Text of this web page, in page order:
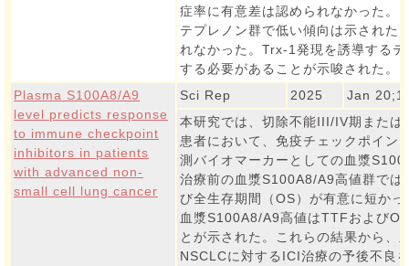
症率に有意差は認められなかった
テプレノン群で低い傾向は示された
れなかった。Trx-1発現を誘導する
する必要があることが示唆された。
Plasma S100A8/A9
level predicts response
to immune checkpoint
inhibitors in patients
with advanced non-
small cell lung cancer
Sci Rep 2025
Jan
本研究では、切除不能III/IV期また
患者において、免疫チェックポイン
測バイオマーカーとしての血漿
治療前の血漿S100A8/A9高値群で
び全生存期間（OS）が有意に短か
血漿S100A8/A9高値はTTFおよび
とが示された。これらの結果から、
NSCLCに対するICI治療の予後不良